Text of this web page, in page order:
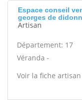
Espace conseil
georges de
Artisan
Département: 17
Véranda -
Voir la fiche artisan